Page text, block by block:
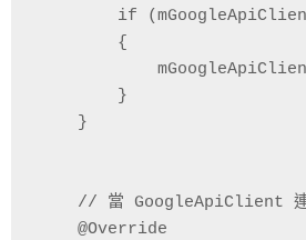
if
        {
        }
    }
// 當 GoogleApiClient
    @Override